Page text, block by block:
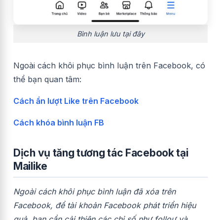
Bình luận lưu tại đây
Ngoài cách khôi phục bình luận trên Facebook, có
thể bạn quan tâm:
Cách ẩn lượt Like trên Facebook
Cách khóa bình luận FB
Dịch vụ tăng tương tác Facebook tại
Mailike
Ngoài cách khôi phục bình luận đã xóa trên
Facebook, để tài khoản Facebook phát triển hiệu